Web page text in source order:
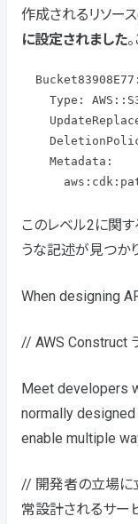
作成されるリソー
に設定されました
このレベル2に関
うな記述が見つか
When designing
// AWS Construct
Meet developers
normally
enable multiple
// 開発者の立場に
常設計されるサー